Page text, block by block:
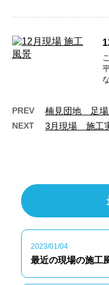
PREV 楠見団地 足場
NEXT 3月現場 施工
2023/01/04
最近の現場の施工